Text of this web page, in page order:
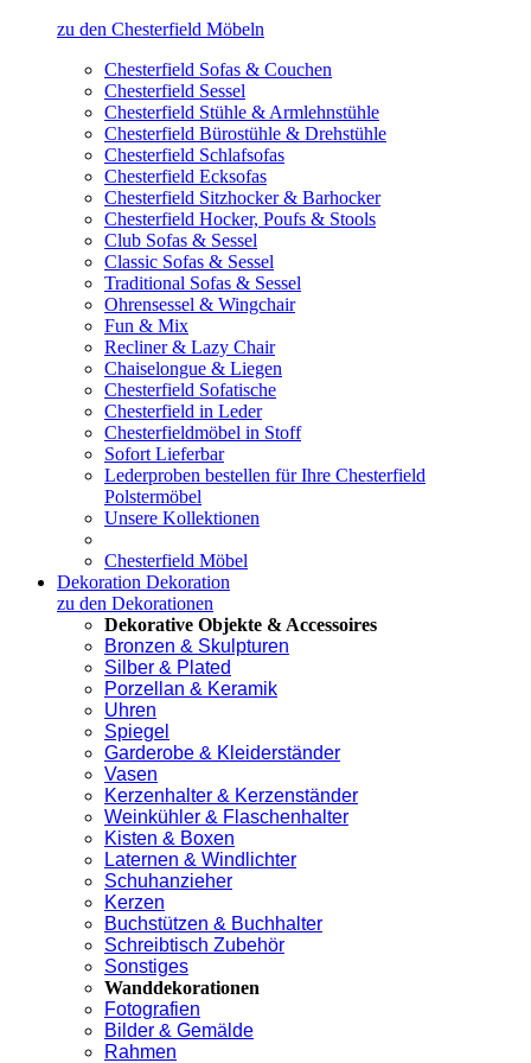
zu den Chesterfield Möbeln
Chesterfield Sofas & Couchen
Chesterfield Sessel
Chesterfield Stühle & Armlehnstühle
Chesterfield Bürostühle & Drehstühle
Chesterfield Schlafsofas
Chesterfield Ecksofas
Chesterfield Sitzhocker & Barhocker
Chesterfield Hocker, Poufs & Stools
Club Sofas & Sessel
Classic Sofas & Sessel
Traditional Sofas & Sessel
Ohrensessel & Wingchair
Fun & Mix
Recliner & Lazy Chair
Chaiselongue & Liegen
Chesterfield Sofatische
Chesterfield in Leder
Chesterfieldmöbel in Stoff
Sofort Lieferbar
Lederproben bestellen für Ihre Chesterfield
Polstermöbel
Unsere Kollektionen
Chesterfield Möbel
Dekoration Dekoration
zu den Dekorationen
Dekorative Objekte & Accessoires
Bronzen & Skulpturen
Silber & Plated
Porzellan & Keramik
Uhren
Spiegel
Garderobe & Kleiderständer
Vasen
Kerzenhalter & Kerzenständer
Weinkühler & Flaschenhalter
Kisten & Boxen
Laternen & Windlichter
Schuhanzieher
Kerzen
Buchstützen & Buchhalter
Schreibtisch Zubehör
Sonstiges
Wanddekorationen
Fotografien
Bilder & Gemälde
Rahmen